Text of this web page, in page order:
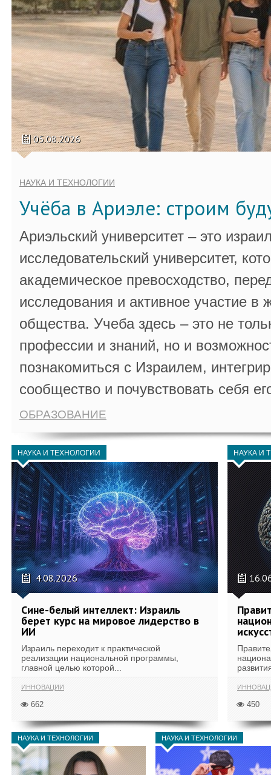
05.08.2026
НАУКА И ТЕХНОЛОГИИ
Учёба в Ариэле: строим
Ариэльский университет – это
исследовательский университет,
академическое превосходство,
исследования и активное участие в
общества. Учеба здесь – это не
профессии и знаний, но и
познакомиться с Израилем,
сообщество и почувствовать себя
ОБРАЗОВАНИЕ
НАУКА И ТЕХНОЛОГИИ
4.08.2026
Сине-белый интеллект: Израиль
берет курс на мировое лидерство в
ИИ
Израиль переходит к практической
реализации национальной программы,
главной целью которой...
ИННОВАЦИИ
662
НАУКА И
450
НАУКА И ТЕХНОЛОГИИ НАУКА И ТЕХНОЛОГИИ